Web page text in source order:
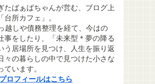
たばぁばちゃんが営む、ブログ上
台所カフェ」。
越しや債務整理を経て、今はの
事をしたり、「未来型＊夢の降る
う居場所を見つけ、人生を振り返
々の暮らしの中で見つけた小さな
ています。
ロフィールはこちら